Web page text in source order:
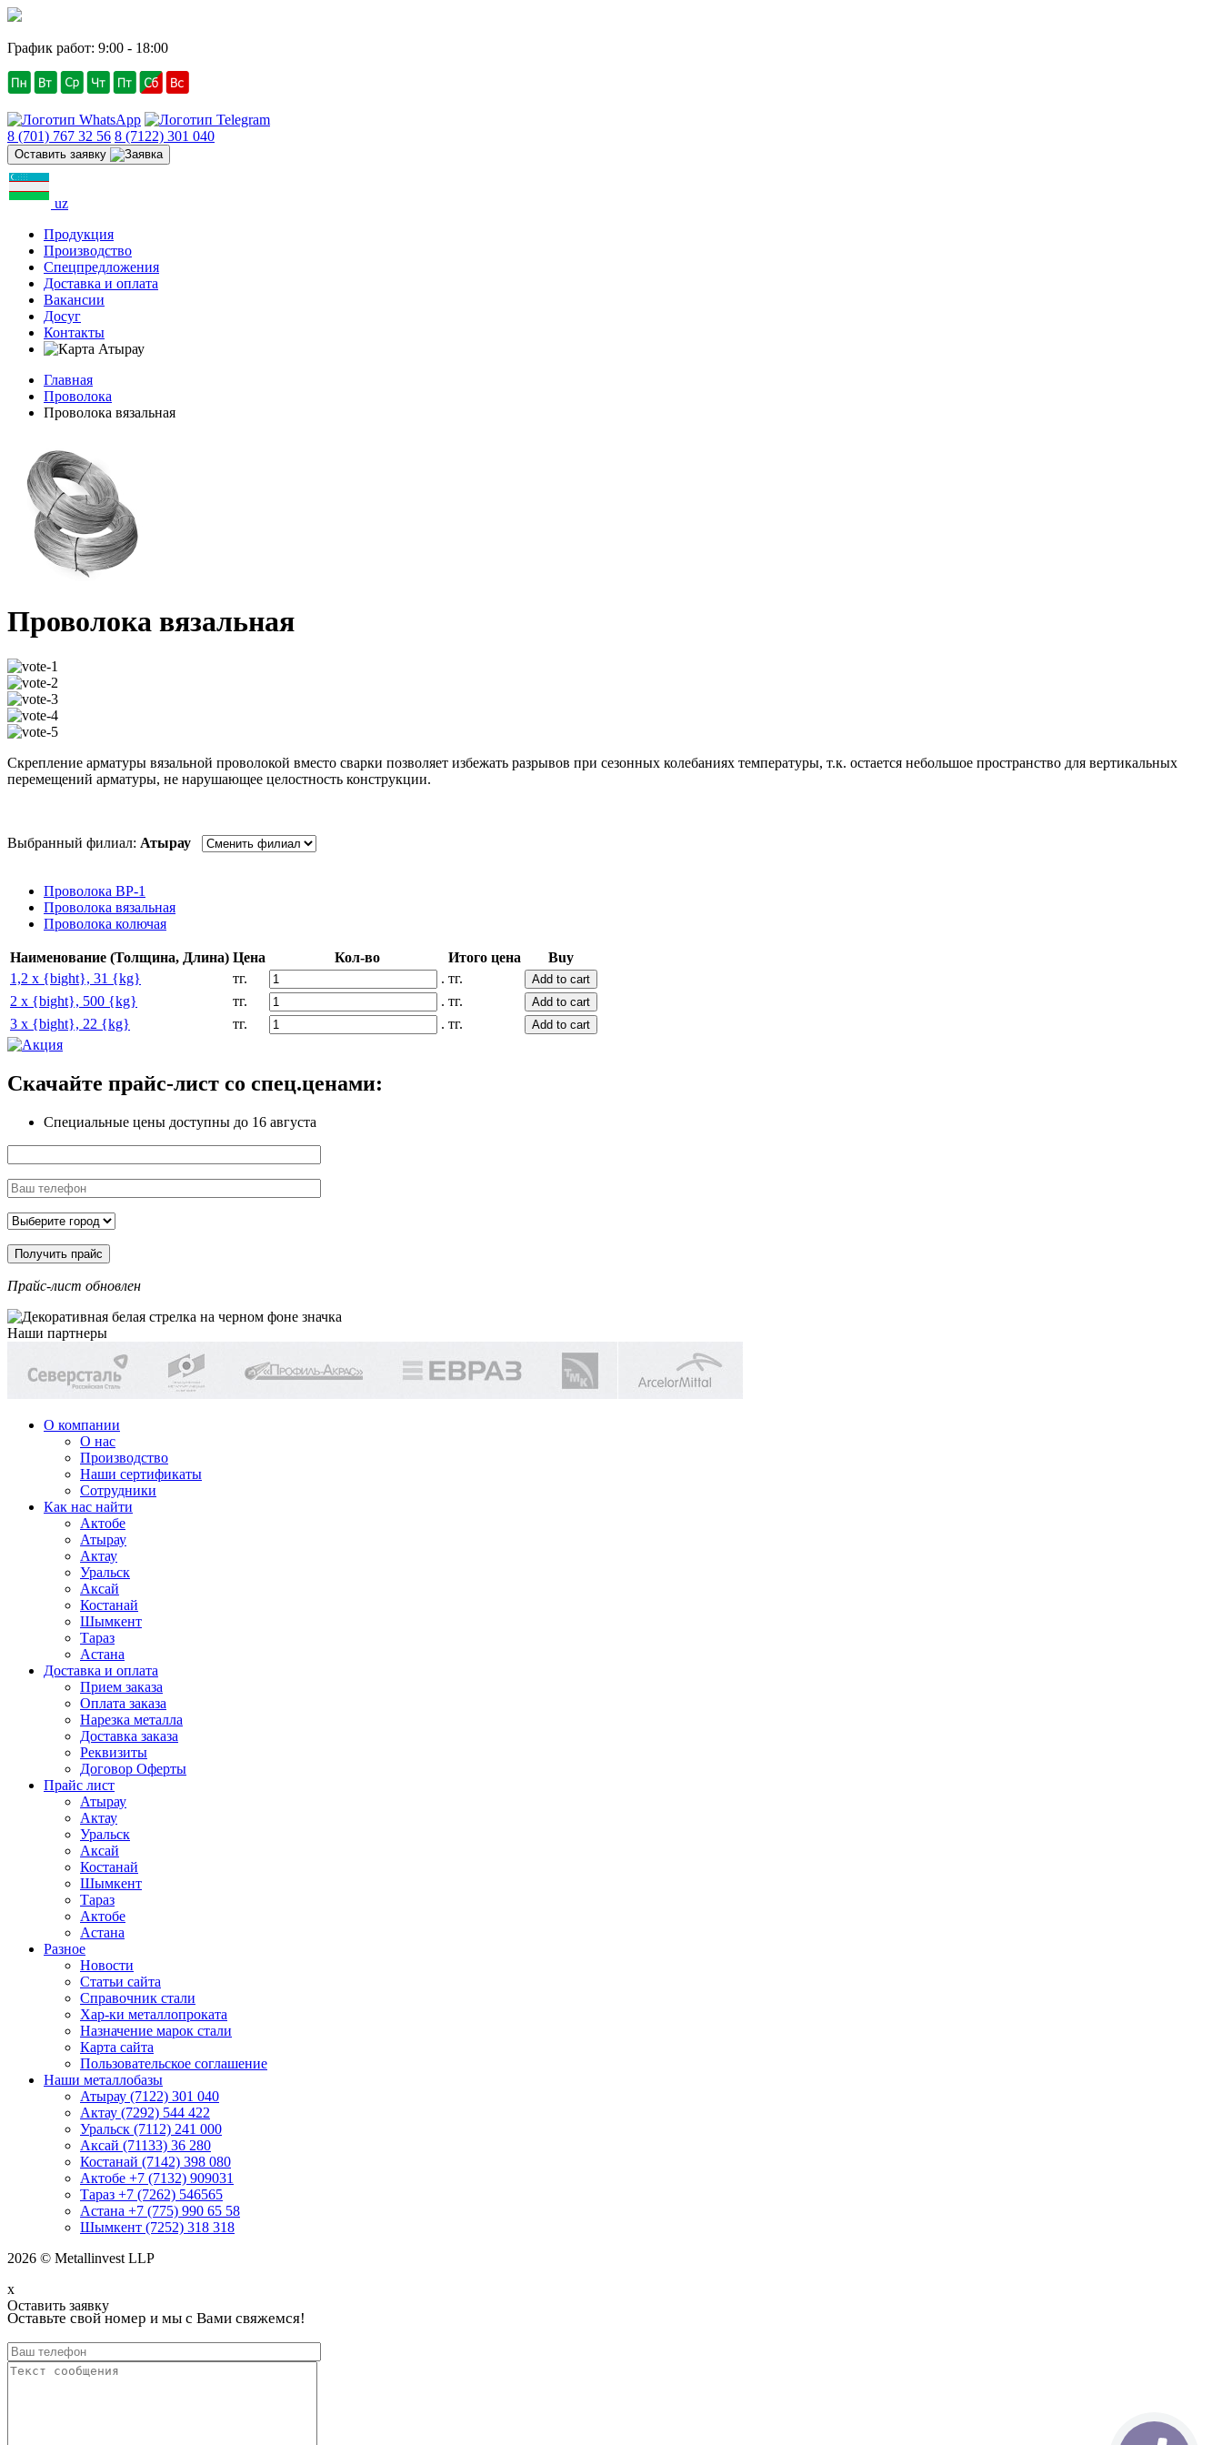
График работ: 9:00 - 18:00
8 (701) 767 32 56 8 (7122) 301 040
Оставить заявку
uz
Продукция
Производство
Спецпредложения
Доставка и оплата
Вакансии
Досуг
Контакты
Атырау
Главная
Проволока
Проволока вязальная
Проволока вязальная
Скрепление арматуры вязальной проволокой вместо сварки позволяет избежать разрывов при сезонных колебаниях температуры, т.к. остается небольшое пространство для вертикальных
перемещений арматуры, не нарушающее целостность конструкции.
Выбранный филиал: Атырау
Проволока ВР-1
Проволока вязальная
Проволока колючая
Наименование (Толщина, Длина) Цена Кол-во Итого цена
Buy
1,2 x {bight}, 31 {kg}
тг. . тг. Add to cart
2 x {bight}, 500 {kg} тг. . тг. Add to cart
3 x {bight}, 22 {kg} тг. . тг. Add to cart
Скачайте прайс-лист со спец.ценами:
Специальные цены доступны до 16 августа
Прайс-лист обновлен
Наши партнеры
О компании
О нас
Производство
Наши сертификаты
Сотрудники
Как нас найти
Актобе
Атырау
Актау
Уральск
Аксай
Костанай
Шымкент
Тараз
Астана
Доставка и оплата
Прием заказа
Оплата заказа
Нарезка металла
Доставка заказа
Реквизиты
Договор Оферты
Прайс лист
Атырау
Актау
Уральск
Аксай
Костанай
Шымкент
Тараз
Актобе
Астана
Разное
Новости
Статьи сайта
Справочник стали
Хар-ки металлопроката
Назначение марок стали
Карта сайта
Пользовательское соглашение
Наши металлобазы
Атырау (7122) 301 040
Актау (7292) 544 422
Уральск (7112) 241 000
Аксай (71133) 36 280
Костанай (7142) 398 080
Актобе +7 (7132) 909031
Тараз +7 (7262) 546565
Астана +7 (775) 990 65 58
Шымкент (7252) 318 318
2026 © Metallinvest LLP
x
Оставить заявку
Оставьте свой номер и мы с Вами свяжемся!